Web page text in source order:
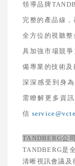
領導品牌
完整的產品線
全方位的視聽
具加強市場競
備專業的技術
深深感受到身為
需瞭解更多資
信
TANDBERG公
TANDBERG是
清晰視訊會議及